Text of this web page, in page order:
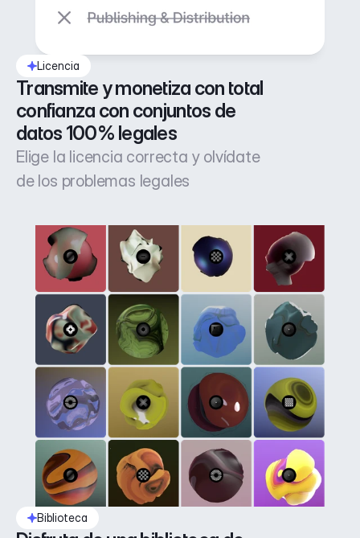
Licencia
Transmite y monetiza con total
confianza con conjuntos de
datos 100% legales
Elige la licencia correcta y olvídate
de los problemas legales
Biblioteca